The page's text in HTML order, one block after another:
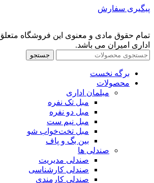
پیگیری سفارش
تمام حقوق مادی و معنوی این فروشگاه
اداری امیران می باشد.
جستجو
برگه نخست
محصولات
مبلمان اداری
مبل تک نفره
مبل دو نفره
مبل نیم ست
مبل تخت‌خواب شو
بین بگ و پاف
صندلی ها
صندلی مدیریت
صندلی کارشناسی
صندلی کارمندی